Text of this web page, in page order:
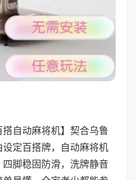
搭自动麻将机】契合乌鲁
定百搭牌，自动麻将机
脚稳固防滑，洗牌静音